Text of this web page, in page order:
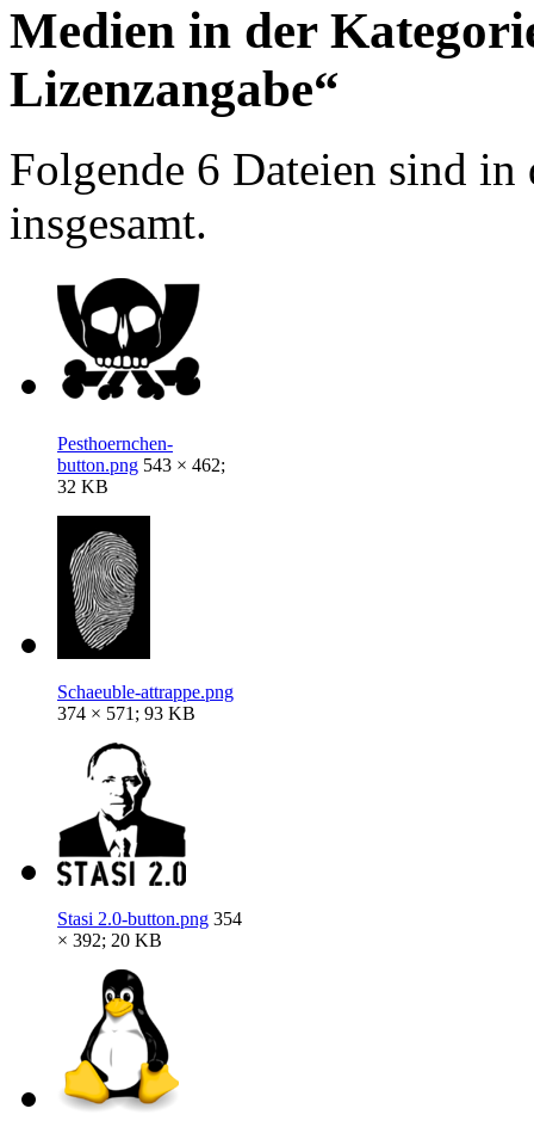
Medien in der
Lizenzangabe“
Folgende 6 Dateien sind
insgesamt.
Pesthoernchen-
button.png 543 × 462;
32 KB
Schaeuble-attrappe.png
374 × 571; 93 KB
Stasi 2.0-button.png 354
× 392; 20 KB